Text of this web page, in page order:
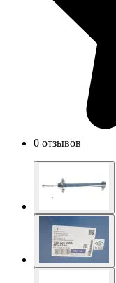
0 отзывов